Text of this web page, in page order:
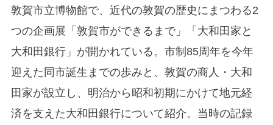
敦賀市立博物館で、近代の敦賀の歴史にまつわる2
つの企画展「敦賀市ができるまで」「大和田家と
大和田銀行」が開かれている。市制85周年を今年
迎えた同市誕生までの歩みと、敦賀の商人・大和
田家が設立し、明治から昭和初期にかけて地元経
済を支えた大和田銀行について紹介。当時の記録